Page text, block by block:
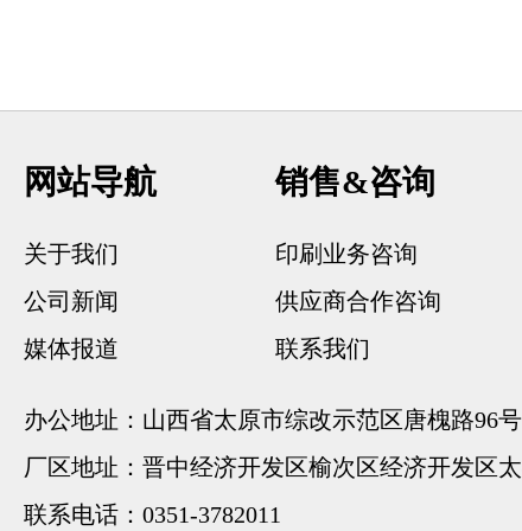
网站导航
关于我们
公司新闻
媒体报道
销售&咨询
印刷业务咨询
供应商合作咨询
联系我们
办公地址：山西省太原市综改示范区唐槐路96号
厂区地址：晋中经济开发区榆次区经济开发区
联系电话：0351-3782011